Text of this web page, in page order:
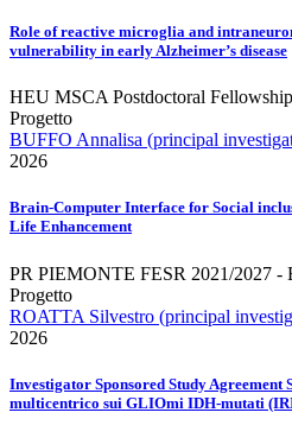
Role of reactive microglia and
vulnerability in early Alzheimer’s disease
HEU MSCA Postdoctoral
Progetto
BUFFO Annalisa (principal
2026
Brain-Computer Interface for Social
Life Enhancement
PR PIEMONTE FESR 2021/2027 -
Progetto
ROATTA Silvestro (principal
2026
Investigator Sponsored Study Agreement
multicentrico sui GLIOmi IDH-mutati